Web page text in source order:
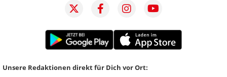
Unsere Redaktionen direkt für Dich vor Ort: